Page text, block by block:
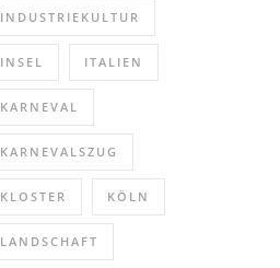
INDUSTRIEKULTUR
INSEL ITALIEN
KARNEVAL
KARNEVALSZUG
KLOSTER KÖLN
LANDSCHAFT